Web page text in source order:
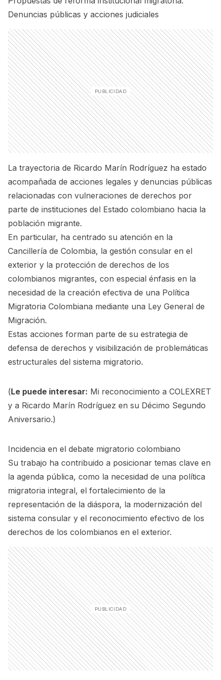
Denuncias públicas y acciones judiciales
La trayectoria de Ricardo Marín Rodríguez ha estado
acompañada de acciones legales y denuncias públicas
relacionadas con vulneraciones de derechos por
parte de instituciones del Estado colombiano hacia la
población migrante.
En particular, ha centrado su atención en la
Cancillería de Colombia, la gestión consular en el
exterior y la protección de derechos de los
colombianos migrantes, con especial énfasis en la
necesidad de la creación efectiva de una Política
Migratoria Colombiana mediante una Ley General de
Migración.
Estas acciones forman parte de su estrategia de
defensa de derechos y visibilización de problemáticas
estructurales del sistema migratorio.
(Le puede interesar: Mi reconocimiento a COLEXRET
y a Ricardo Marín Rodríguez en su Décimo Segundo
Aniversario.)
Incidencia en el debate migratorio colombiano
Su trabajo ha contribuido a posicionar temas clave en
la agenda pública, como la necesidad de una política
migratoria integral, el fortalecimiento de la
representación de la diáspora, la modernización del
sistema consular y el reconocimiento efectivo de los
derechos de los colombianos en el exterior.